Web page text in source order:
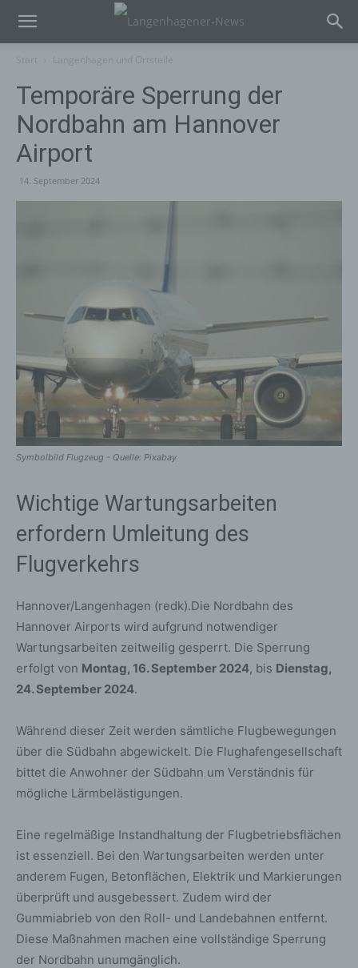
Temporäre Sperrung der
Nordbahn am Hannover
Airport
14. September 2024
Symbolbild Flugzeug - Quelle: Pixabay
Wichtige Wartungsarbeiten
erfordern Umleitung des
Flugverkehrs
Hannover/Langenhagen (redk).Die Nordbahn des
Hannover Airports wird aufgrund notwendiger
Wartungsarbeiten zeitweilig gesperrt. Die Sperrung
erfolgt von Montag, 16. September 2024, bis Dienstag,
24. September 2024.
Während dieser Zeit werden sämtliche Flugbewegungen
über die Südbahn abgewickelt. Die Flughafengesellschaft
bittet die Anwohner der Südbahn um Verständnis für
mögliche Lärmbelästigungen.
Eine regelmäßige Instandhaltung der Flugbetriebsflächen
ist essenziell. Bei den Wartungsarbeiten werden unter
anderem Fugen, Betonflächen, Elektrik und Markierungen
überprüft und ausgebessert. Zudem wird der
Gummiabrieb von den Roll- und Landebahnen entfernt.
Diese Maßnahmen machen eine vollständige Sperrung
der Nordbahn unumgänglich.